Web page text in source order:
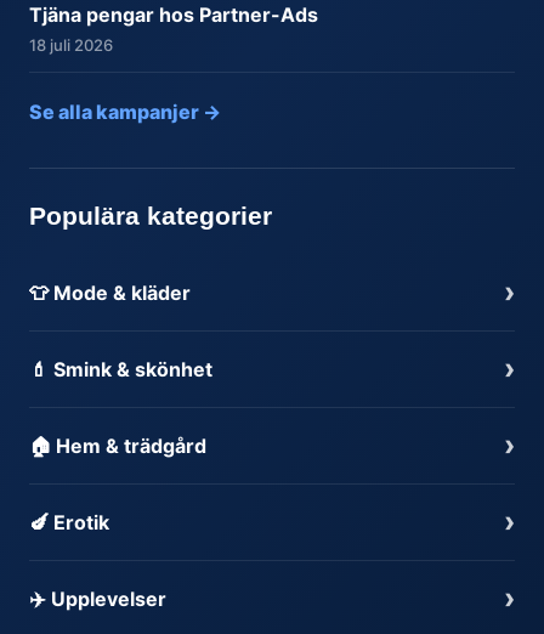
Tjäna pengar hos Partner-Ads
18 juli 2026
Se alla kampanjer →
Populära kategorier
👕 Mode & kläder ›
💄 Smink & skönhet ›
🏠 Hem & trädgård ›
🍆 Erotik ›
✈️ Upplevelser ›